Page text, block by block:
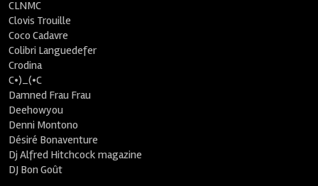
CLNMC
Clovis Trouille
Coco Cadavre
Colibri Languedefer
Crodina
C•)_(•C
Damned Frau Frau
Deehowyou
Denni Montono
Désiré Bonaventure
Dj Alfred Hitchcock magazine
DJ Bon Goût